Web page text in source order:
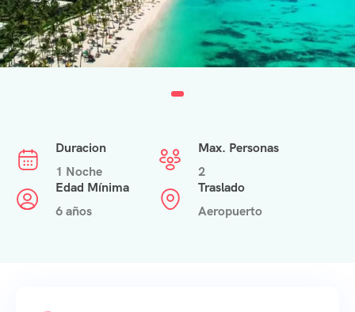
Duracion
1 Noche
Max. Personas
2
Edad Mínima
6 años
Traslado
Aeropuerto